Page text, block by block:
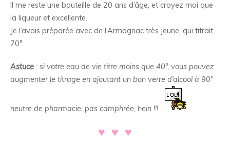
Il me reste une bouteille de 20 ans d’âge, et croyez moi que
la liqueur et excellente.
Je l’avais préparée avec de l’Armagnac très jeune, qui titrait
70°.
Astuce : si votre eau de vie titre moins que 40°, vous pouvez
augmenter le titrage en ajoutant un bon verre d’alcool à 90°
neutre de pharmacie, pas camphrée, hein !!!
♥ ♥ ♥